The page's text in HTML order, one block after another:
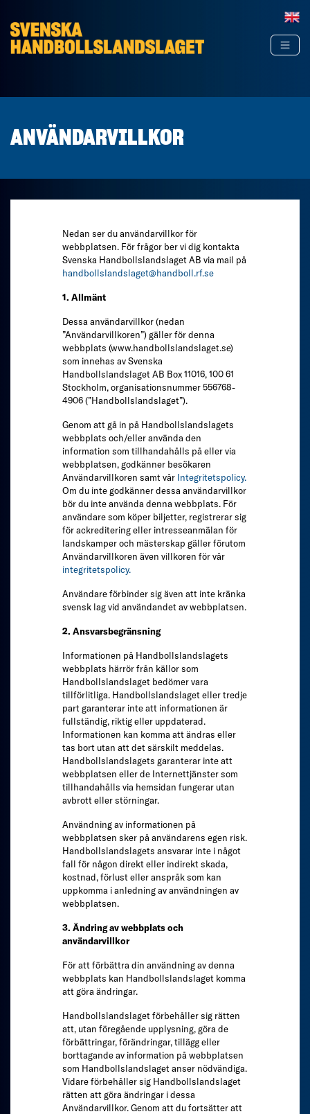
ANVÄNDARVILLKOR
Nedan ser du användarvillkor för
webbplatsen. För frågor ber vi dig kontakta
Svenska Handbollslandslaget AB via mail på
handbollslandslaget@handboll.rf.se
1. Allmänt
Dessa användarvillkor (nedan
”Användarvillkoren”) gäller för denna
webbplats (www.handbollslandslaget.se)
som innehas av Svenska
Handbollslandslaget AB Box 11016, 100 61
Stockholm, organisationsnummer 556768-
4906 (”Handbollslandslaget”).
Genom att gå in på Handbollslandslagets
webbplats och/eller använda den
information som tillhandahålls på eller via
webbplatsen, godkänner besökaren
Användarvillkoren samt vår Integritetspolicy.
Om du inte godkänner dessa användarvillkor
bör du inte använda denna webbplats. För
användare som köper biljetter, registrerar sig
för ackreditering eller intresseanmälan för
landskamper och mästerskap gäller förutom
Användarvillkoren även villkoren för vår
integritetspolicy.
Användare förbinder sig även att inte kränka
svensk lag vid användandet av webbplatsen.
2. Ansvarsbegränsning
Informationen på Handbollslandslagets
webbplats härrör från källor som
Handbollslandslaget bedömer vara
tillförlitliga. Handbollslandslaget eller tredje
part garanterar inte att informationen är
fullständig, riktig eller uppdaterad.
Informationen kan komma att ändras eller
tas bort utan att det särskilt meddelas.
Handbollslandslagets garanterar inte att
webbplatsen eller de Internettjänster som
tillhandahålls via hemsidan fungerar utan
avbrott eller störningar.
Användning av informationen på
webbplatsen sker på användarens egen risk.
Handbollslandslagets ansvarar inte i något
fall för någon direkt eller indirekt skada,
kostnad, förlust eller anspråk som kan
uppkomma i anledning av användningen av
webbplatsen.
3. Ändring av webbplats och
användarvillkor
För att förbättra din användning av denna
webbplats kan Handbollslandslaget komma
att göra ändringar.
Handbollslandslaget förbehåller sig rätten
att, utan föregående upplysning, göra de
förbättringar, förändringar, tillägg eller
borttagande av information på webbplatsen
som Handbollslandslaget anser nödvändiga.
Vidare förbehåller sig Handbollslandslaget
rätten att göra ändringar i dessa
Användarvillkor. Genom att du fortsätter att